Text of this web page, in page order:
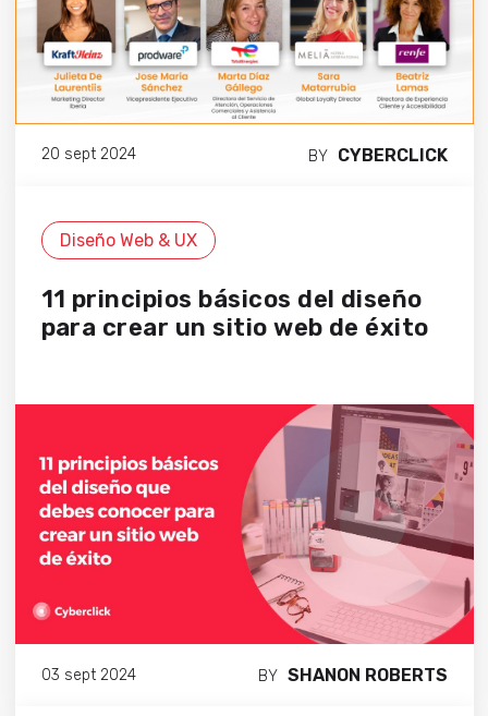
20 sept 2024 BY CYBERCLICK
Diseño Web & UX
11 principios básicos del diseño
para crear un sitio web de éxito
03 sept 2024 BY SHANON ROBERTS